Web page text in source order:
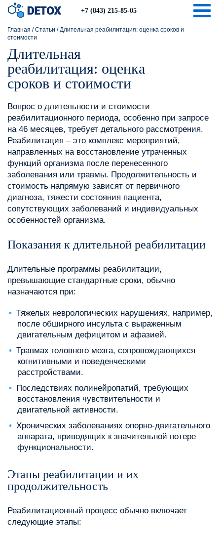
+7 (843) 215-85-05
Главная /Статьи /Длительная реабилитация: оценка сроков и
стоимости
Длительная
реабилитация: оценка
сроков и стоимости
Вопрос о длительности и стоимости
реабилитационного периода, особенно при запросе
на 46 месяцев, требует детального рассмотрения.
Реабилитация – это комплекс мероприятий,
направленных на восстановление утраченных
функций организма после перенесенного
заболевания или травмы. Продолжительность и
стоимость напрямую зависят от первичного
диагноза, тяжести состояния пациента,
сопутствующих заболеваний и индивидуальных
особенностей организма.
Показания к длительной реабилитации
Длительные программы реабилитации,
превышающие стандартные сроки, обычно
назначаются при:
Тяжелых неврологических нарушениях, например,
после обширного инсульта с выраженным
двигательным дефицитом и афазией.
Травмах головного мозга, сопровождающихся
когнитивными и поведенческими
расстройствами.
Последствиях полинейропатий, требующих
восстановления чувствительности и
двигательной активности.
Хронических заболеваниях опорно-двигательного
аппарата, приводящих к значительной потере
функциональности.
Этапы реабилитации и их
продолжительность
Реабилитационный процесс обычно включает
следующие этапы: